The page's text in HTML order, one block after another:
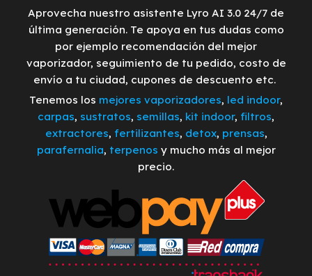
Aprovecha nuestro asistente Lyro AI 3.0 24/7 de
última generación. Te apoya en tus dudas como
por ejemplo recomendación del mejor
vaporizador, seguimiento de tu pedido, costo de
envío a tu ciudad, cupones de descuento etc.
Tenemos los mejores vaporizadores, led indoor,
carpas, sustratos, semillas, kit indoor, filtros,
extractores, fertilizantes, detox, prensas,
parafernalia, terpenos y mucho más al mejor
precio.